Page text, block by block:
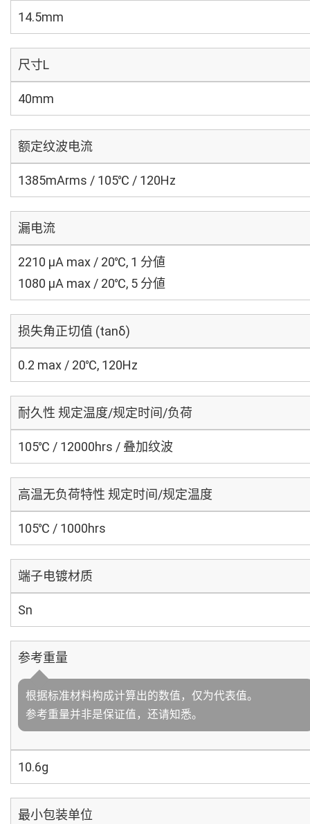
14.5mm
尺寸L
40mm
额定纹波电流
1385mArms / 105℃ / 120Hz
漏电流
2210 μA max / 20℃, 1 分値
1080 μA max / 20℃, 5 分値
损失角正切值 (tanδ)
0.2 max / 20℃, 120Hz
耐久性 规定温度/规定时间/负荷
105℃ / 12000hrs / 叠加纹波
高温无负荷特性 规定时间/规定温度
105℃ / 1000hrs
端子电镀材质
Sn
参考重量
根据标准材料构成计算出的数值，仅为代表值。
参考重量并非是保证值，还请知悉。
10.6g
最小包装单位